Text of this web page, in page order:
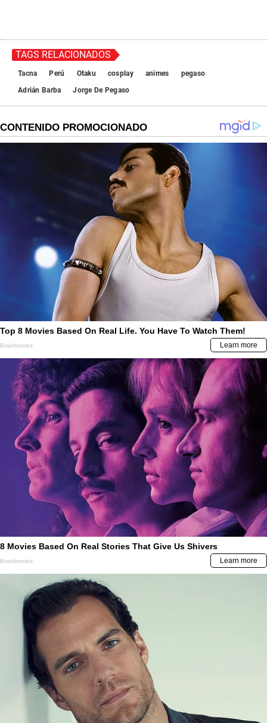
TAGS RELACIONADOS
Tacna Perú Otaku cosplay animes
pegaso
Adrián Barba
Jorge De Pegaso